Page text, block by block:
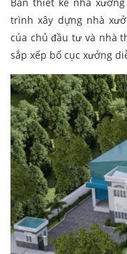
trình xây dựng nhà
của chủ đầu tư và nhà
sắp xếp bố cục xưởng